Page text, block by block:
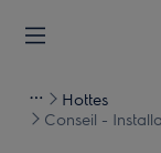
Hottes
Conseil -